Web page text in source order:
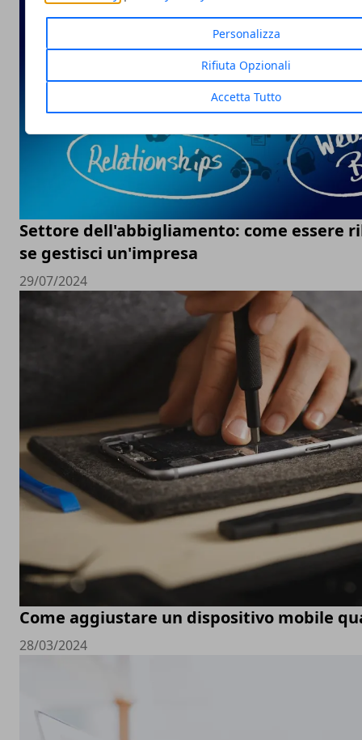
Personalizza
Rifiuta Opzionali
Accetta Tutto
Settore dell'abbigliamento: come essere
se gestisci un'impresa
29/07/2024
Come aggiustare un dispositivo mobile
28/03/2024